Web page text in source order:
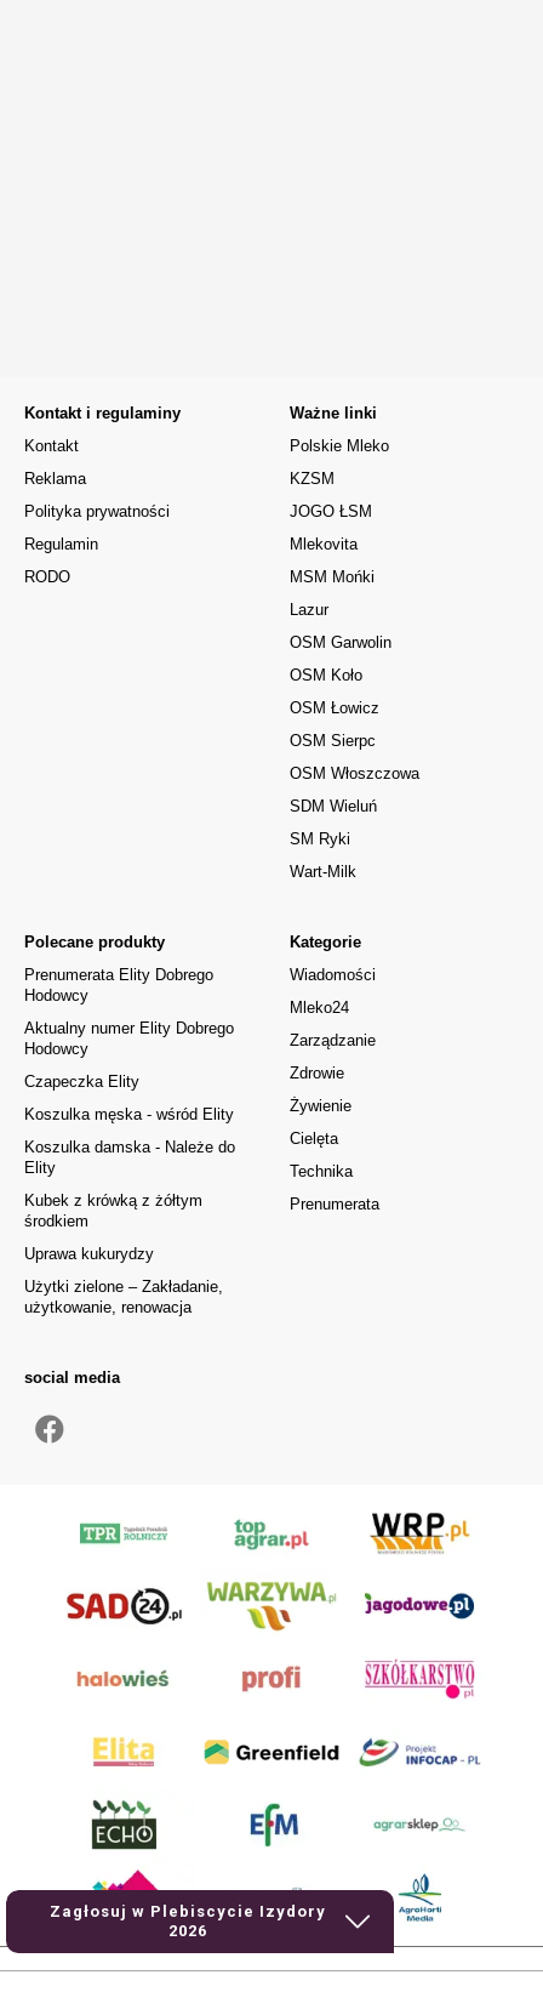
Zagłosuj w Plebiscycie Izydory
2026
Kontakt i regulaminy
Kontakt
Reklama
Polityka prywatności
Regulamin
RODO
Kategorie
Wiadomości
Mleko24
Zarządzanie
Zdrowie
Żywienie
Cielęta
Technika
Prenumerata
Polecane produkty
Prenumerata Elity Dobrego
Hodowcy
Aktualny numer Elity Dobrego
Hodowcy
Czapeczka Elity
Koszulka męska - wśród Elity
Koszulka damska - Należe do
Elity
Kubek z krówką z żółtym
środkiem
Uprawa kukurydzy
Użytki zielone – Zakładanie,
użytkowanie, renowacja
Ważne linki
Polskie Mleko
KZSM
JOGO ŁSM
Mlekovita
MSM Mońki
Lazur
OSM Garwolin
OSM Koło
OSM Łowicz
OSM Sierpc
OSM Włoszczowa
SDM Wieluń
SM Ryki
Wart-Milk
social media